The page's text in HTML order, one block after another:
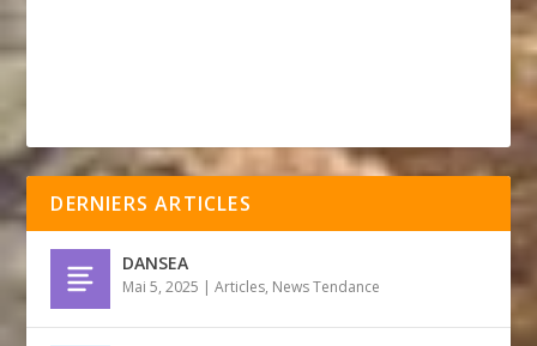
DERNIERS ARTICLES
DANSEA
Mai 5, 2025 |Articles, News Tendance